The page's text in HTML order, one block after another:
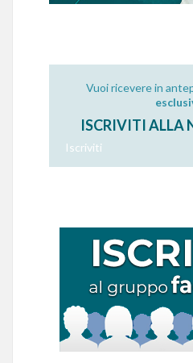
Vuoi ricevere in
ISCRIVITI ALLA
Iscriviti